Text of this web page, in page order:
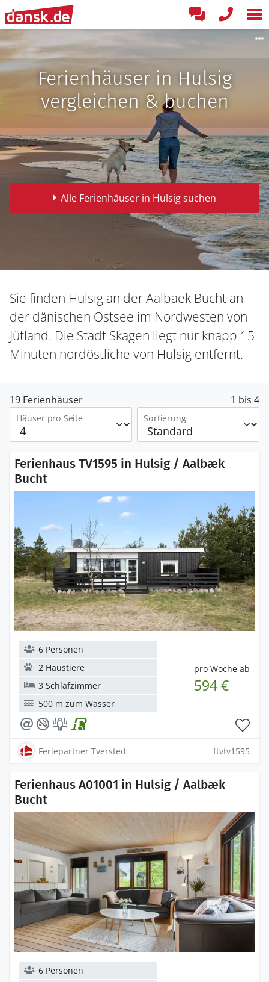
Ferienhäuser in Hulsig
vergleichen & buchen
Alle Ferienhäuser in Hulsig suchen
Sie finden Hulsig an der Aalbaek Bucht an
der dänischen Ostsee im Nordwesten von
Jütland. Die Stadt Skagen liegt nur knapp 15
Minuten nordöstliche von Hulsig entfernt.
19 Ferienhäuser 1 bis 4
Häuser pro Seite Sortierung
Ferienhaus TV1595 in Hulsig / Aalbæk
Bucht
pro Woche ab
594 €
6 Personen
2 Haustiere
3 Schlafzimmer
500 m zum Wasser
Feriepartner Tversted ftvtv1595
Ferienhaus A01001 in Hulsig / Aalbæk
Bucht
6 Personen